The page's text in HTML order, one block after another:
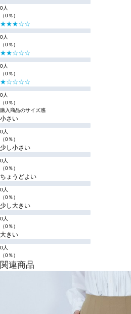
0人
（0％）
★★★☆☆
0人
（0％）
★★☆☆☆
0人
（0％）
★☆☆☆☆
0人
（0％）
購入商品のサイズ感
小さい
0人
（0％）
少し小さい
0人
（0％）
ちょうどよい
0人
（0％）
少し大きい
0人
（0％）
大きい
0人
（0％）
関連商品